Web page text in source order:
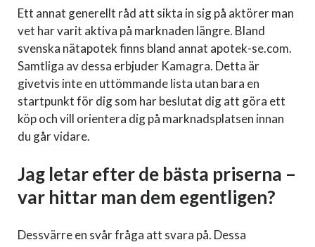
Ett annat generellt råd att sikta in sig på aktörer man
vet har varit aktiva på marknaden längre. Bland
svenska nätapotek finns bland annat apotek-se.com.
Samtliga av dessa erbjuder Kamagra. Detta är
givetvis inte en uttömmande lista utan bara en
startpunkt för dig som har beslutat dig att göra ett
köp och vill orientera dig på marknadsplatsen innan
du går vidare.
Jag letar efter de bästa priserna –
var hittar man dem egentligen?
Dessvärre en svår fråga att svara på. Dessa